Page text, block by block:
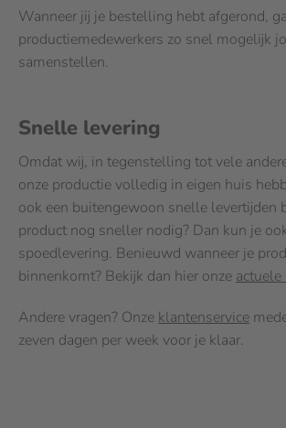
Wanneer jij je bestelling hebt afgerond,
productiemedewerkers zo snel mogelijk
samenstellen.
Snelle levering
Omdat wij, in tegenstelling tot vele
onze productie volledig in eigen huis
ook een buitengewoon snelle levertijden
product nog sneller nodig? Dan kun je
spoedlevering. Benieuwd wanneer je
binnenkomt? Bekijk dan hier onze
Andere vragen? Onze klantenservice
zeven dagen per week voor je klaar.